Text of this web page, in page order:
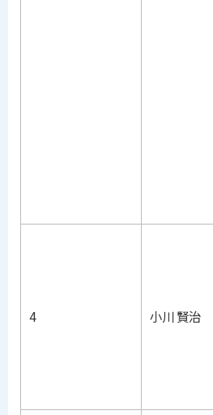
4 小川 賢治